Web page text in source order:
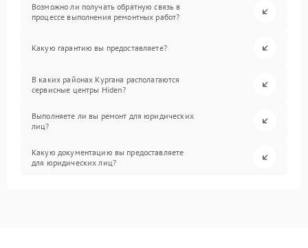
Возможно ли получать обратную связь в
процессе выполнения ремонтных работ?
Какую гарантию вы предоставляете?
В каких районах Кургана располагаются
сервисные центры Hiden?
Выполняете ли вы ремонт для юридических
лиц?
Какую документацию вы предоставляете
для юридических лиц?